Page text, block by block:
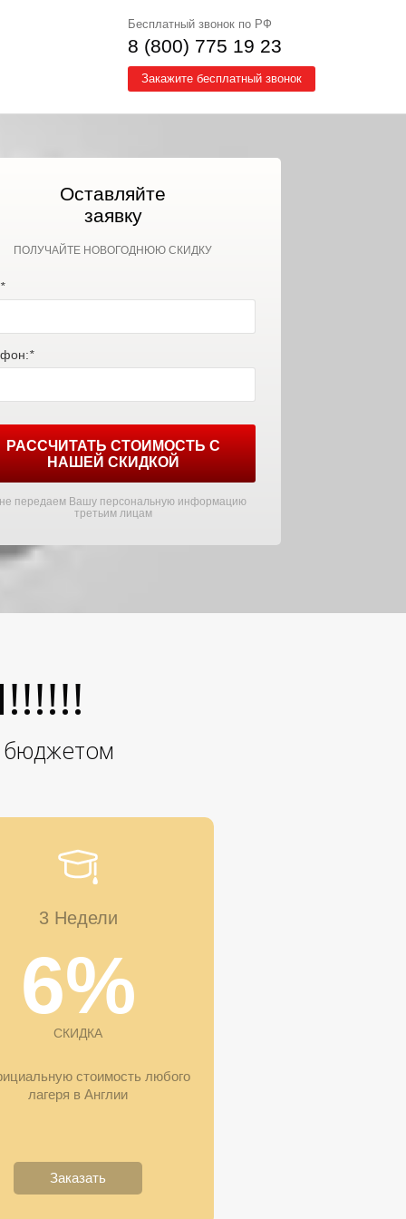
Бесплатный звонок по РФ
8 (800) 775 19 23
Закажите бесплатный звонок
Оставляйте
заявку
ПОЛУЧАЙТЕ НОВОГОДНЮЮ СКИДКУ
*
*
РАССЧИТАТЬ СТОИМОСТЬ С
НАШЕЙ СКИДКОЙ
передаем Вашу персональную информацию
третьим лицам
бюджетом
3 Недели
6%
СКИДКА
стоимость любого
лагеря в Англии
Заказать